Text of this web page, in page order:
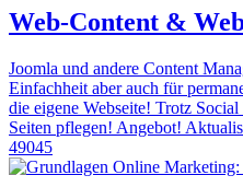
Web-Content &
Joomla und andere Content
Einfachheit aber auch für
die eigene Webseite! Trotz
Seiten pflegen! Angebot!
49045